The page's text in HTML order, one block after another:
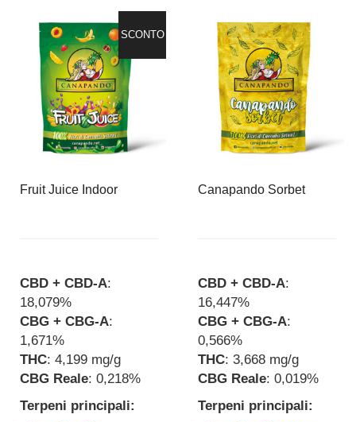
SCONTO
Fruit Juice Indoor
CBD + CBD-A:
18,079%
CBG + CBG-A:
1,671%
THC: 4,199 mg/g
CBG Reale: 0,218%
Terpeni principali:
Canapando Sorbet
CBD + CBD-A:
16,447%
CBG + CBG-A:
0,566%
THC: 3,668 mg/g
CBG Reale: 0,019%
Terpeni principali: